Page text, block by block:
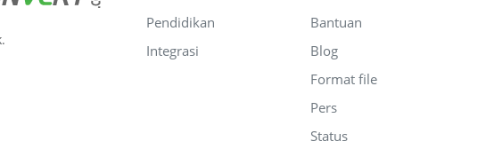
Pendidikan
Integrasi
Bantuan
Blog
Format file
Pers
Status